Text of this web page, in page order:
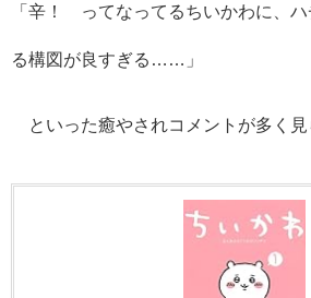
「辛！ ってなってるちいかわに、
る構図が良すぎる……」
といった癒やされコメントが多く見